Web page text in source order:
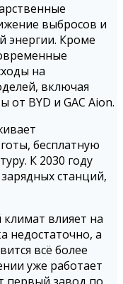
выбросов и
энергии. Кроме
на
включая
от BYD и GAC Aion.
бесплатную
К 2030 году
станций,
влияет на
недостаточно, а
всё более
уже работает